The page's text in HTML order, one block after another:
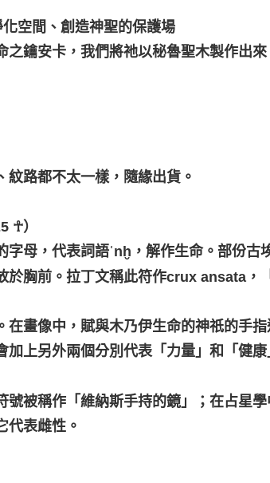
免運費
空間、創造神聖的保護場
鑰安卡，我們將祂以秘魯聖木製作出
路都不太一樣，隨緣出貨。
☥）
母，代表詞語ʿnḫ，解作生命。部份古
於胸前。拉丁文稱此符作crux ansata，
畫像中，賦與木乃伊生命的神祇的手
上另外兩個分別代表「力量」和「健
被稱作「維納斯手持的鏡」；在占星學
代表雌性。